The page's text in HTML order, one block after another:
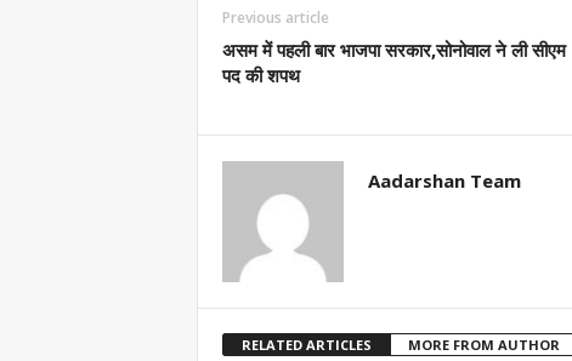
Previous article
असम में पहली बार भाजपा सरकार,सोनोवाल ने ली सीएम
पद की शपथ
Aadarshan Team
RELATED ARTICLES MORE FROM AUTHOR